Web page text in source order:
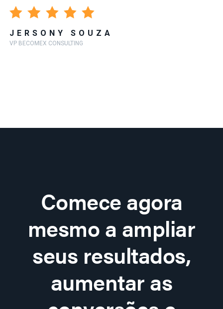
JERSONY SOUZA
VP BECOMEX CONSULTING
Comece agora
mesmo a ampliar
seus resultados,
aumentar as